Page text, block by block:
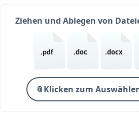
Ziehen und Ablegen von
.pdf .doc .docx
📎Klicken zum